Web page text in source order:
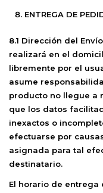
ENTREGA DE
8.1 Dirección del
realizará en el
libremente por el
asume
producto no llegue a
que los datos
inexactos o
efectuarse por
asignada para tal
destinatario.
El horario de